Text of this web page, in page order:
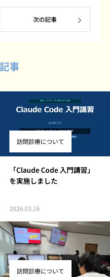
次の記事
事
訪問診療について
「Claude Code 入門講習」
を実施しました
2026.03.16
訪問診療について